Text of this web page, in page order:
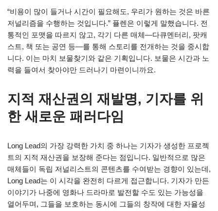
“비용이 많이 들거나 시간이 필요해도, 우리가 원하는 것은 바른
저널리즘을 수행하는 것입니다.” 퓰렌은 이렇게 말했습니다. 전
통적인 포맷을 따르지 않고, 각기 다른 매체—다큐멘터리, 팟캐
스트, 책 또는 공연 등—를 통해 스토리를 전개하는 것을 중시합
니다. 이는 마치 보물찾기와 같은 기획입니다. 보물은 시간과 노
력을 들여서 찾아야만 드러나기 마련이니까요.
지적 재산권의 재발명, 기자를 위
한 새로운 패러다임
Long Lead의 가장 강력한 가치 중 하나는 기자가 생성한 프로젝
트의 지적 재산권을 보장해 준다는 점입니다. 일반적으로 많은
매체들이 독립 저널리스트의 콘텐츠를 수여받는 경향이 있는데,
Long Lead는 이 시각을 완전히 다르게 접근합니다. 기자가 만든
이야기가 나중에 영화나 드라마로 발전할 수도 있는 가능성을
열어두며, 그들을 보호하는 동시에 그들의 창작에 대한 자율성